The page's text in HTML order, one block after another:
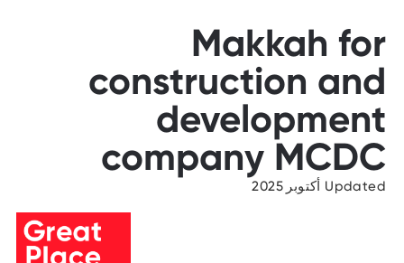
Makkah for
construction and
development
company MCDC
Updated أكتوبر 2025